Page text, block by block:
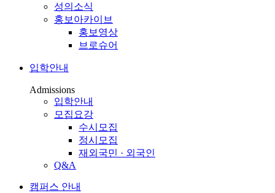
성의소식
홍보아카이브
홍보영상
브로슈어
입학안내
Admissions
입학안내
모집요강
수시모집
정시모집
재외국민 · 외국인
Q&A
캠퍼스 안내